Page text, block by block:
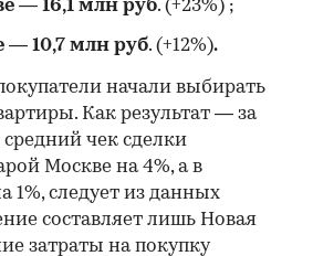
— 16,1 млн руб. (+23%) ;
— 10,7 млн руб. (+12%).
начали выбирать
Как результат — за
чек сделки
Москве на 4%, а в
1%, следует из данных
составляет лишь Новая
затраты на покупку